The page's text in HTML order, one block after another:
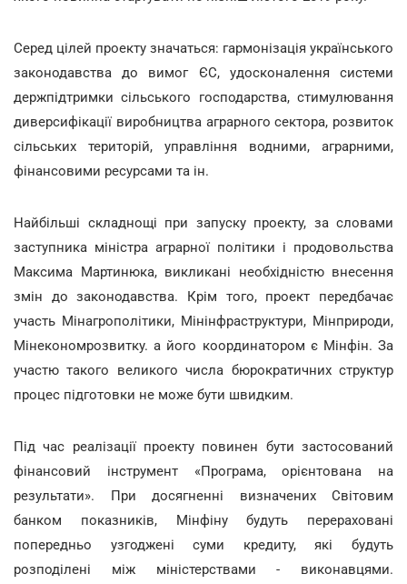
Серед цілей проекту значаться: гармонізація українського
законодавства до вимог ЄС, удосконалення системи
держпідтримки сільського господарства, стимулювання
диверсифікації виробництва аграрного сектора, розвиток
сільських територій, управління водними, аграрними,
фінансовими ресурсами та ін.
Найбільші складнощі при запуску проекту, за словами
заступника міністра аграрної політики і продовольства
Максима Мартинюка, викликані необхідністю внесення
змін до законодавства. Крім того, проект передбачає
участь Мінагрополітики, Мінінфраструктури, Мінприроди,
Мінекономрозвитку. а його координатором є Мінфін. За
участю такого великого числа бюрократичних структур
процес підготовки не може бути швидким.
Під час реалізації проекту повинен бути застосований
фінансовий інструмент «Програма, орієнтована на
результати». При досягненні визначених Світовим
банком показників, Мінфіну будуть перераховані
попередньо узгоджені суми кредиту, які будуть
розподілені між міністерствами - виконавцями.